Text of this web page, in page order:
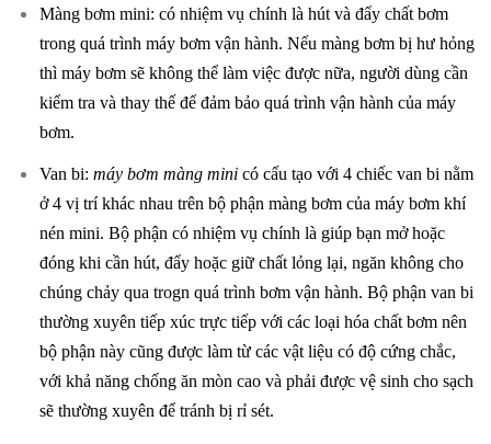
Màng bơm mini: có nhiệm vụ chính là hút và đẩy chất bơm
trong quá trình máy bơm vận hành. Nếu màng bơm bị hư hỏng
thì máy bơm sẽ không thể làm việc được nữa, người dùng cần
kiểm tra và thay thế để đảm bảo quá trình vận hành của máy
bơm.
Van bi: máy bơm màng minicó cấu tạo với 4 chiếc van bi nằm
ở 4 vị trí khác nhau trên bộ phận màng bơm của máy bơm khí
nén mini. Bộ phận có nhiệm vụ chính là giúp bạn mở hoặc
đóng khi cần hút, đẩy hoặc giữ chất lỏng lại, ngăn không cho
chúng chảy qua trogn quá trình bơm vận hành. Bộ phận van bi
thường xuyên tiếp xúc trực tiếp với các loại hóa chất bơm nên
bộ phận này cũng được làm từ các vật liệu có độ cứng chắc,
với khả năng chống ăn mòn cao và phải được vệ sinh cho sạch
sẽ thường xuyên để tránh bị rỉ sét.